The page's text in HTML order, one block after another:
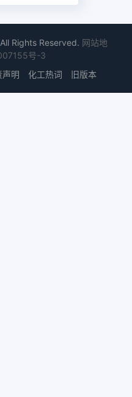
also with theDutch
The Netherlands.
中国煤化工
thank Mr.
Tello, and Dr.
Rights Reserved. 网站地
号-3
声明 化工热词 旧版本